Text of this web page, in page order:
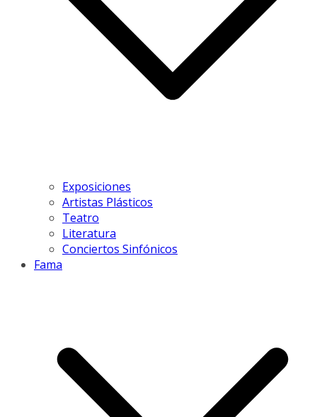
Exposiciones
Artistas Plásticos
Teatro
Literatura
Conciertos Sinfónicos
Fama